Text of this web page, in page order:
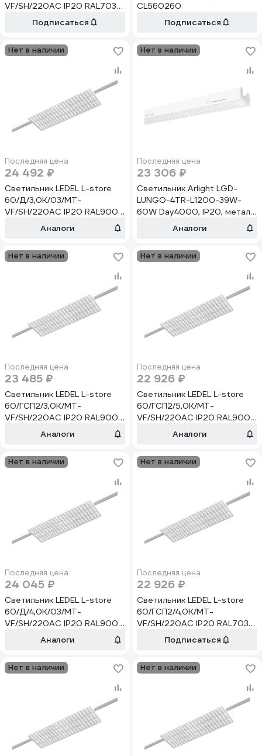
VF/SH/220AC IP20 RAL7038
LSTORE00054
Подписаться
CL560260
Подписаться
Нет в наличии
Последняя цена
24 492 ₽
Светильник LEDEL L-store
60/Д/3,0К/03/MT-
VF/SH/220AC IP20 RAL9005
LSTORE00022
Аналоги
Нет в наличии
Последняя цена
23 306 ₽
Светильник Arlight LGD-
LUNGO-4TR-L1200-39W-
60W Day4000, IP20, металл,
1шт 064249Аналоги
Нет в наличии
Последняя цена
23 485 ₽
Светильник LEDEL L-store
60/ГСП2/3,0К/MT-
VF/SH/220AC IP20 RAL9005
LSTORE00013Аналоги
Нет в наличии
Последняя цена
22 926 ₽
Светильник LEDEL L-store
60/ГСП2/5,0К/MT-
VF/SH/220AC IP20 RAL9005
LSTORE00015
Аналоги
Нет в наличии
Последняя цена
24 045 ₽
Светильник LEDEL L-store
60/Д/4,0К/03/MT-
VF/SH/220AC IP20 RAL9005
LSTORE00023
Аналоги
Нет в наличии
Последняя цена
22 926 ₽
Светильник LEDEL L-store
60/ГСП2/4,0К/MT-
VF/SH/220AC IP20 RAL7038
LSTORE00050
Подписаться
Нет в наличии Нет в наличии